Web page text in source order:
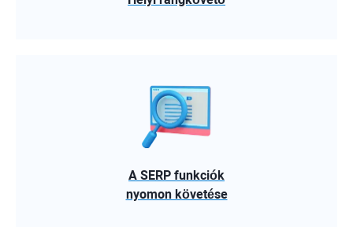
A SERP funkciók
nyomon követése